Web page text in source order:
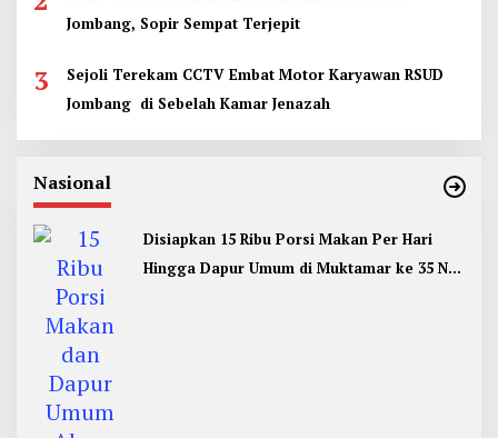
Jombang, Sopir Sempat Terjepit
3
Sejoli Terekam CCTV Embat Motor Karyawan RSUD
Jombang di Sebelah Kamar Jenazah
Nasional
Disiapkan 15 Ribu Porsi Makan Per Hari
Hingga Dapur Umum di Muktamar ke 35 NU